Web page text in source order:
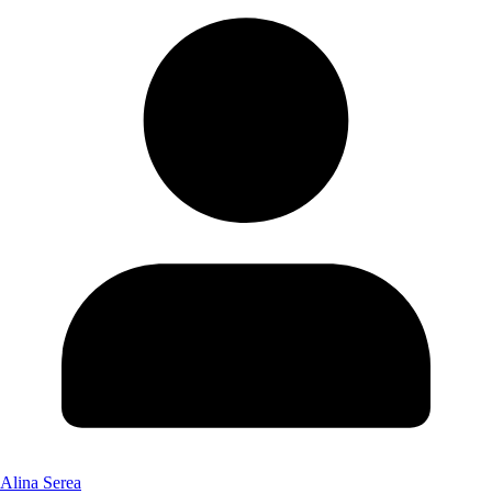
Alina Serea